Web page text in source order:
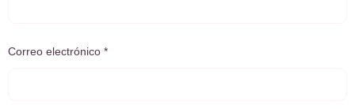
Correo electrónico *